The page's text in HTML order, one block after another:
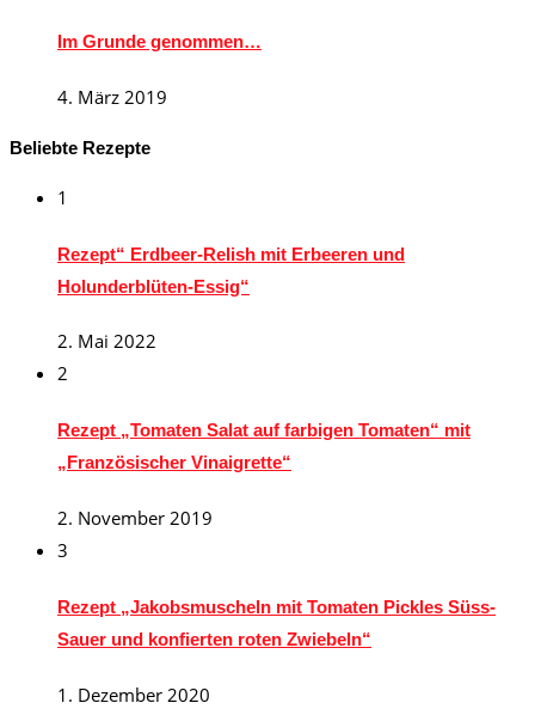
Im Grunde genommen…
4. März 2019
Beliebte Rezepte
1
Rezept“ Erdbeer-Relish mit Erbeeren und
Holunderblüten-Essig“
2. Mai 2022
2
Rezept „Tomaten Salat auf farbigen Tomaten“ mit
„Französischer Vinaigrette“
2. November 2019
3
Rezept „Jakobsmuscheln mit Tomaten Pickles Süss-
Sauer und konfierten roten Zwiebeln“
1. Dezember 2020